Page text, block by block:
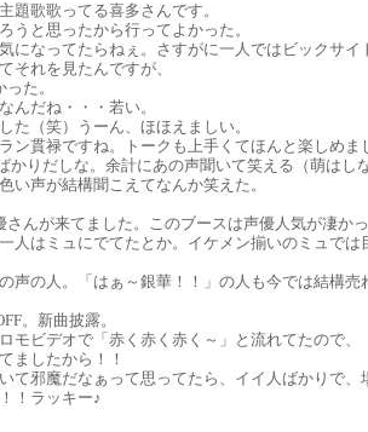
題歌歌ってる喜多さんです。
うと思ったから行ってよかった。
になってたらねぇ。さすがに一人ではビックサイ
それを見たんですが、
た。
んだね・・・若い。
た（笑）うーん、ほほえましい。
ン貫禄ですね。トークも上手くてほんと楽しめま
かりだしな。余計にあの声聞いて笑える（萌はしな
い声が結構聞こえてなんか笑えた。
んが来てました。このブースは声優人気が凄かっ
人はミュにでてたとか。イケメン揃いのミュで
声の人。「はぁ～銀華！！」の人も今では結構売
。新曲披露。
モビデオで「赤く赤く赤く～」と流れてたので、
ましたから！！
て邪魔だなぁって思ってたら、イイ人ばかりで、
！ラッキー♪